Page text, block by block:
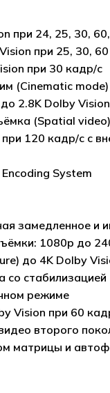
при 24, 25, 30,
при 25, 30,
при 30 кадр/с
(Cinematic
2.8K Dolby
(Spatial
120 кадр/с с
System
замедленное и
1080p до
до 4K Dolby
со стабилизацией
режиме
Vision при 60
второго
матрицы и